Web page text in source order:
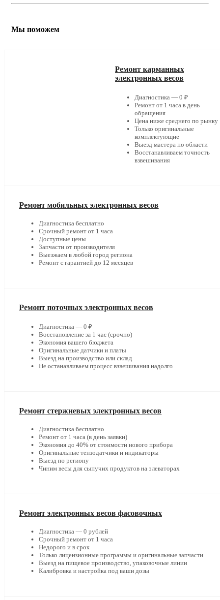
Мы поможем
Ремонт карманных
электронных весов
Диагностика — 0 ₽
Ремонт от 1 часа в день
обращения
Цена ниже среднего по рынку
Только оригинальные
комплектующие
Выезд мастера по области
Восстанавливаем точность
взвешивания
Ремонт мобильных электронных весов
Диагностика бесплатно
Срочный ремонт от 1 часа
Доступные цены
Запчасти от производителя
Выезжаем в любой город региона
Ремонт с гарантией до 12 месяцев
Ремонт поточных электронных весов
Диагностика — 0 ₽
Восстановление за 1 час (срочно)
Экономия вашего бюджета
Оригинальные датчики и платы
Выезд на производство или склад
Не останавливаем процесс взвешивания надолго
Ремонт стержневых электронных весов
Диагностика бесплатно
Ремонт от 1 часа (в день заявки)
Экономия до 40% от стоимости нового прибора
Оригинальные тензодатчики и индикаторы
Выезд по региону
Чиним весы для сыпучих продуктов на элеваторах
Ремонт электронных весов фасовочных
Диагностика — 0 рублей
Срочный ремонт от 1 часа
Недорого и в срок
Только лицензионные программы и оригинальные запчасти
Выезд на пищевое производство, упаковочные линии
Калибровка и настройка под ваши дозы